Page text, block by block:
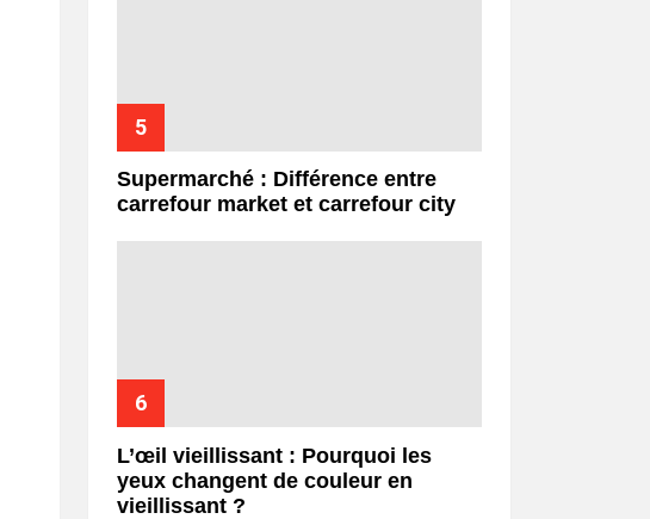
Supermarché : Différence entre
carrefour market et carrefour city
L’œil vieillissant : Pourquoi les
yeux changent de couleur en
vieillissant ?